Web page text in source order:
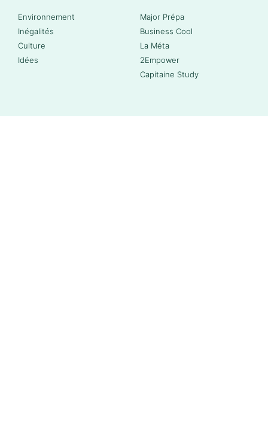
Environnement
Inégalités
Culture
Idées
Major Prépa
Business Cool
La Méta
2Empower
Capitaine Study